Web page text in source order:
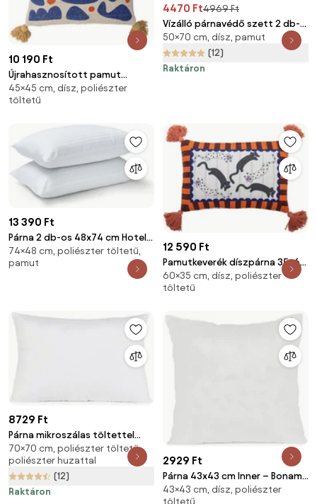
10 190 Ft
Újrahasznosított pamut
díszpárna 45x45 cm Eviaya –
Bloomingville
45×45 cm, dísz, poliészter
töltetű
4470 Ft4969 Ft
Vízálló párnavédő szett 2 db-
os 50x70 cm – Mijolnir
50×70 cm, dísz, pamut
(12)
Raktáron
13 390 Ft
Párna 2 db-os 48x74 cm Hotel
Satin Stripe – Catherine
Lansfield
74×48 cm, poliészter töltetű,
pamut
12 590 Ft
Pamutkeverék díszpárna 35x60
cm Missy – Bloomingville
60×35 cm, dísz, poliészter
töltetű
8729 Ft
Párna mikroszálas töltettel
50x70 cm Non Stitched –
Bonami Essentials
70×70 cm, poliészter töltetű,
poliészter huzattal
(12)
Raktáron
2929 Ft
Párna 43x43 cm Inner – Bonami
Essentials
43×43 cm, dísz, poliészter
töltetű